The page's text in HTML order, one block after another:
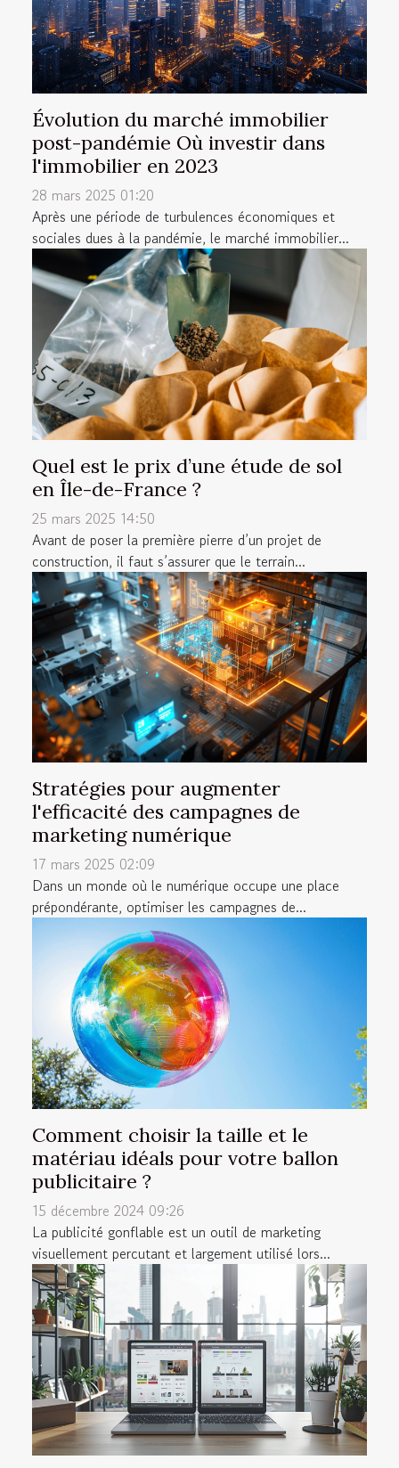
Évolution du marché immobilier
post-pandémie Où investir dans
l'immobilier en 2023
28 mars 2025 01:20
Après une période de turbulences économiques et
sociales dues à la pandémie, le marché immobilier...
Quel est le prix d’une étude de sol
en Île-de-France ?
25 mars 2025 14:50
Avant de poser la première pierre d’un projet de
construction, il faut s’assurer que le terrain...
Stratégies pour augmenter
l'efficacité des campagnes de
marketing numérique
17 mars 2025 02:09
Dans un monde où le numérique occupe une place
prépondérante, optimiser les campagnes de...
Comment choisir la taille et le
matériau idéals pour votre ballon
publicitaire ?
15 décembre 2024 09:26
La publicité gonflable est un outil de marketing
visuellement percutant et largement utilisé lors...